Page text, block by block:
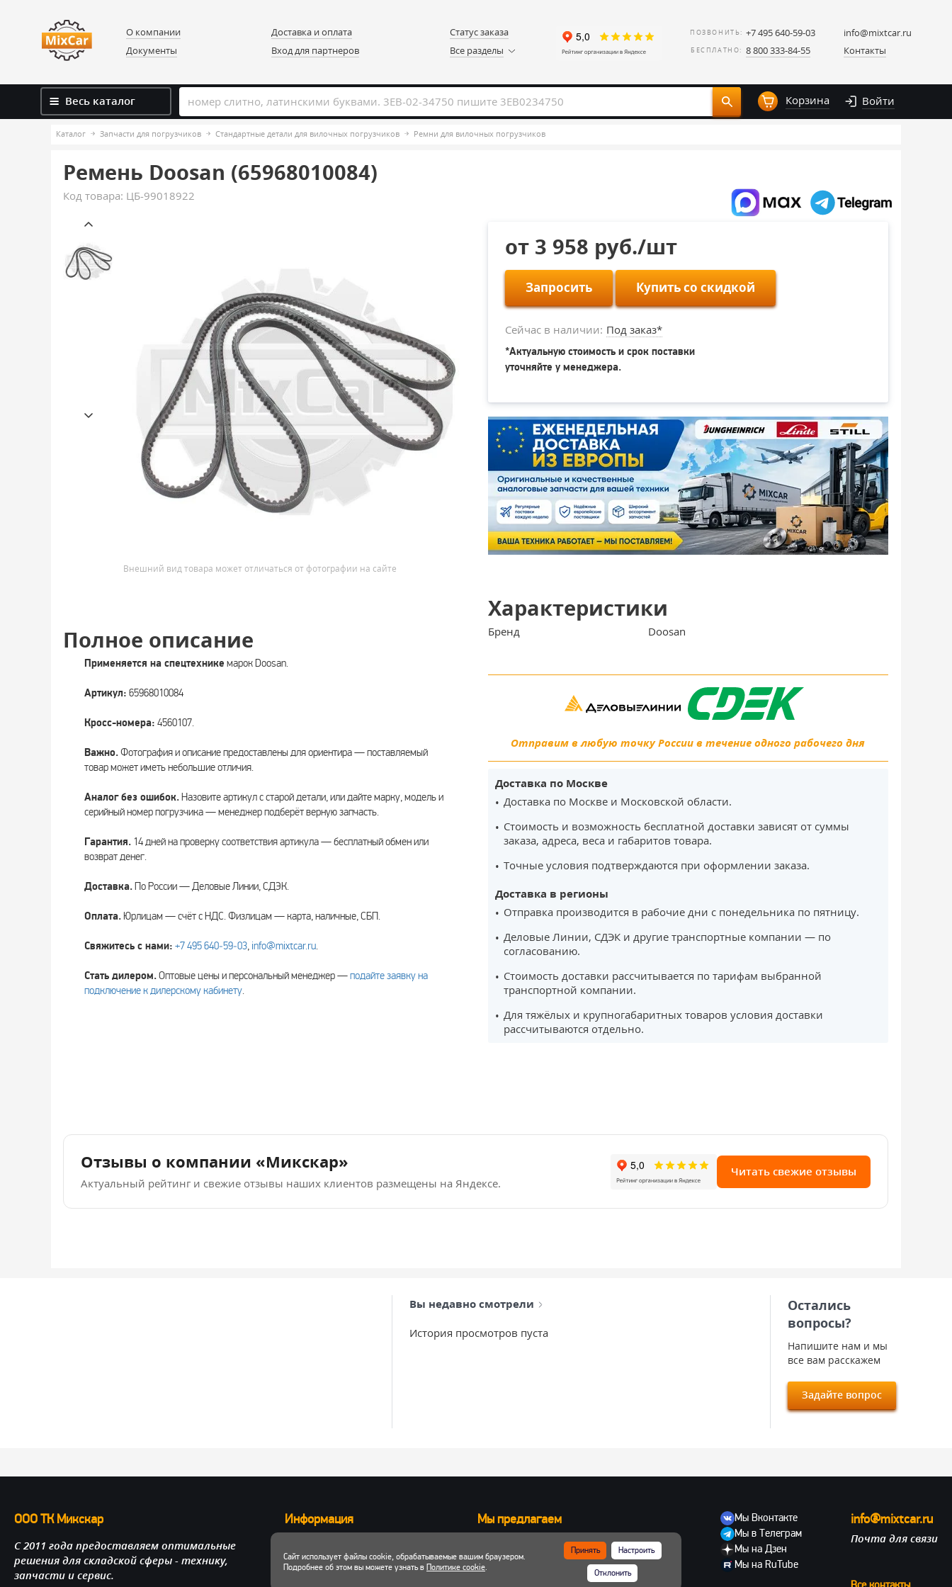
О компании
Документы
Доставка и оплата
Вход для партнеров
Статус заказа
Все разделы
ПОЗВОНИТЬ: +7 495 640-59-03
БЕСПЛАТНО: 8 800 333-84-55
info@mixtcar.ru
Контакты
Весь каталог Корзина Войти
Каталог Запчасти для погрузчиков Стандартные детали для вилочных погрузчиков Ремни для вилочных погрузчиков
Ремень Doosan (65968010084)
Код товара: ЦБ-99018922
Внешний вид товара может отличаться от фотографии на сайте
Полное описание
Применяется на спецтехнике марок Doosan.
Артикул: 65968010084
Кросс-номера: 4560107.
Важно.Фотография и описание предоставлены для ориентира — поставляемый
товар может иметь небольшие отличия.
Аналог без ошибок.Назовите артикул с старой детали, или дайте марку, модель и
серийный номер погрузчика — менеджер подберёт верную запчасть.
Гарантия. 14 дней на проверку соответствия артикула — бесплатный обмен или
возврат денег.
Доставка.По России — Деловые Линии, СДЭК.
Оплата. Юрлицам — счёт с НДС. Физлицам — карта, наличные, СБП.
Свяжитесь с нами: +7 495 640‑59‑03, info@mixtcar.ru.
Стать дилером.Оптовые цены и персональный менеджер —подайте заявку на
подключение к дилерскому кабинету.
от 3 958 руб./шт
Запросить Купить со скидкой
Сейчас в наличии: Под заказ*
*Актуальную стоимость и срок поставки
уточняйте у менеджера.
Характеристики
Бренд Doosan
Отправим в любую точку России в течение одного рабочего дня
Доставка по Москве
Доставка по Москве и Московской области.
Стоимость и возможность бесплатной доставки зависят от суммы
заказа, адреса, веса и габаритов товара.
Точные условия подтверждаются при оформлении заказа.
Доставка в регионы
Отправка производится в рабочие дни с понедельника по пятницу.
Деловые Линии, СДЭК и другие транспортные компании — по
согласованию.
Стоимость доставки рассчитывается по тарифам выбранной
транспортной компании.
Для тяжёлых и крупногабаритных товаров условия доставки
рассчитываются отдельно.
Отзывы о компании «Микскар»
Актуальный рейтинг и свежие отзывы наших клиентов размещены на Яндексе.
Читать свежие отзывы
Вы недавно смотрели
История просмотров пуста
Остались
вопросы?
Напишите нам и мы
все вам расскажем
Задайте вопрос
ООО ТК Микскар
С 2011 года предоставляем оптимальные
решения для складской сферы - технику,
запчасти и сервис.
Информация
Доставка и оплата
Личный кабинет
Мы предлагаем
Запчасти для вилочных погрузчиков
Запчасти для двигателей
Шины, колеса, диски
Мы Вконтакте
Мы в Телеграм
Мы на Дзен
Мы на RuTube
info@mixtcar.ru
Почта для связи
Сайт использует файлы cookie, обрабатываемые вашим браузером.
Подробнее об этом вы можете узнать в Политике cookie.
Принять Настроить
Отклонить